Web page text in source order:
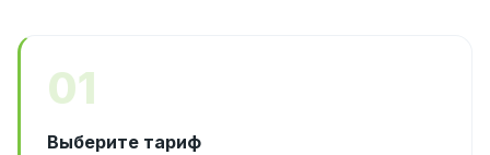
01
Выберите тариф